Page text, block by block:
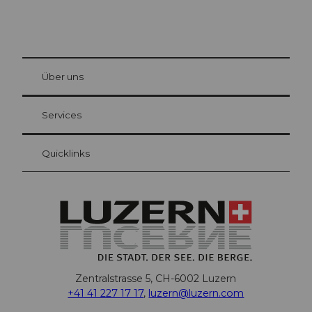
Gästekarte Luzern
Ihre Vorteile als Übernachtungsgast
at Bre
Über uns
Services
Quicklinks
Zentralstrasse 5, CH-6002 Luzern
+41 41 227 17 17, luzern@luzern.com